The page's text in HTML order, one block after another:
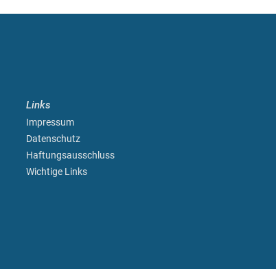
Links
Impressum
Datenschutz
Haftungsausschluss
Wichtige Links